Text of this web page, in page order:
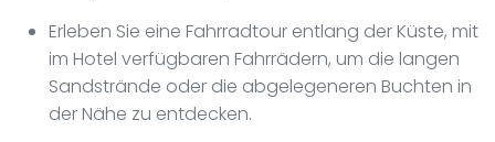
Erleben Sie eine Fahrradtour entlang der Küste, mit
im Hotel verfügbaren Fahrrädern, um die langen
Sandstrände oder die abgelegeneren Buchten in
der Nähe zu entdecken.